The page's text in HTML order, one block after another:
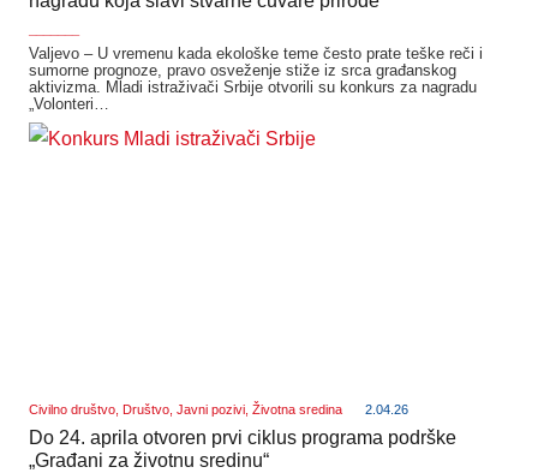
Valjevo – U vremenu kada ekološke teme često prate teške reči i
sumorne prognoze, pravo osveženje stiže iz srca građanskog
aktivizma. Mladi istraživači Srbije otvorili su konkurs za nagradu
„Volonteri…
Civilno društvo, Društvo, Javni pozivi, Životna sredina 2.04.26
Do 24. aprila otvoren prvi ciklus programa podrške
„Građani za životnu sredinu“